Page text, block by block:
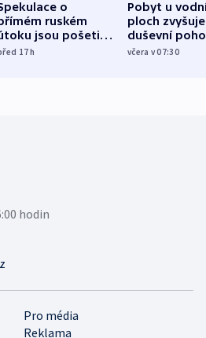
o
ruském
jsou pošetilé,
estonský
17h
Pobyt u
ploch zvyšuje
duševní
ukázala
včera v 07:30
Pro média
Reklama
hodin